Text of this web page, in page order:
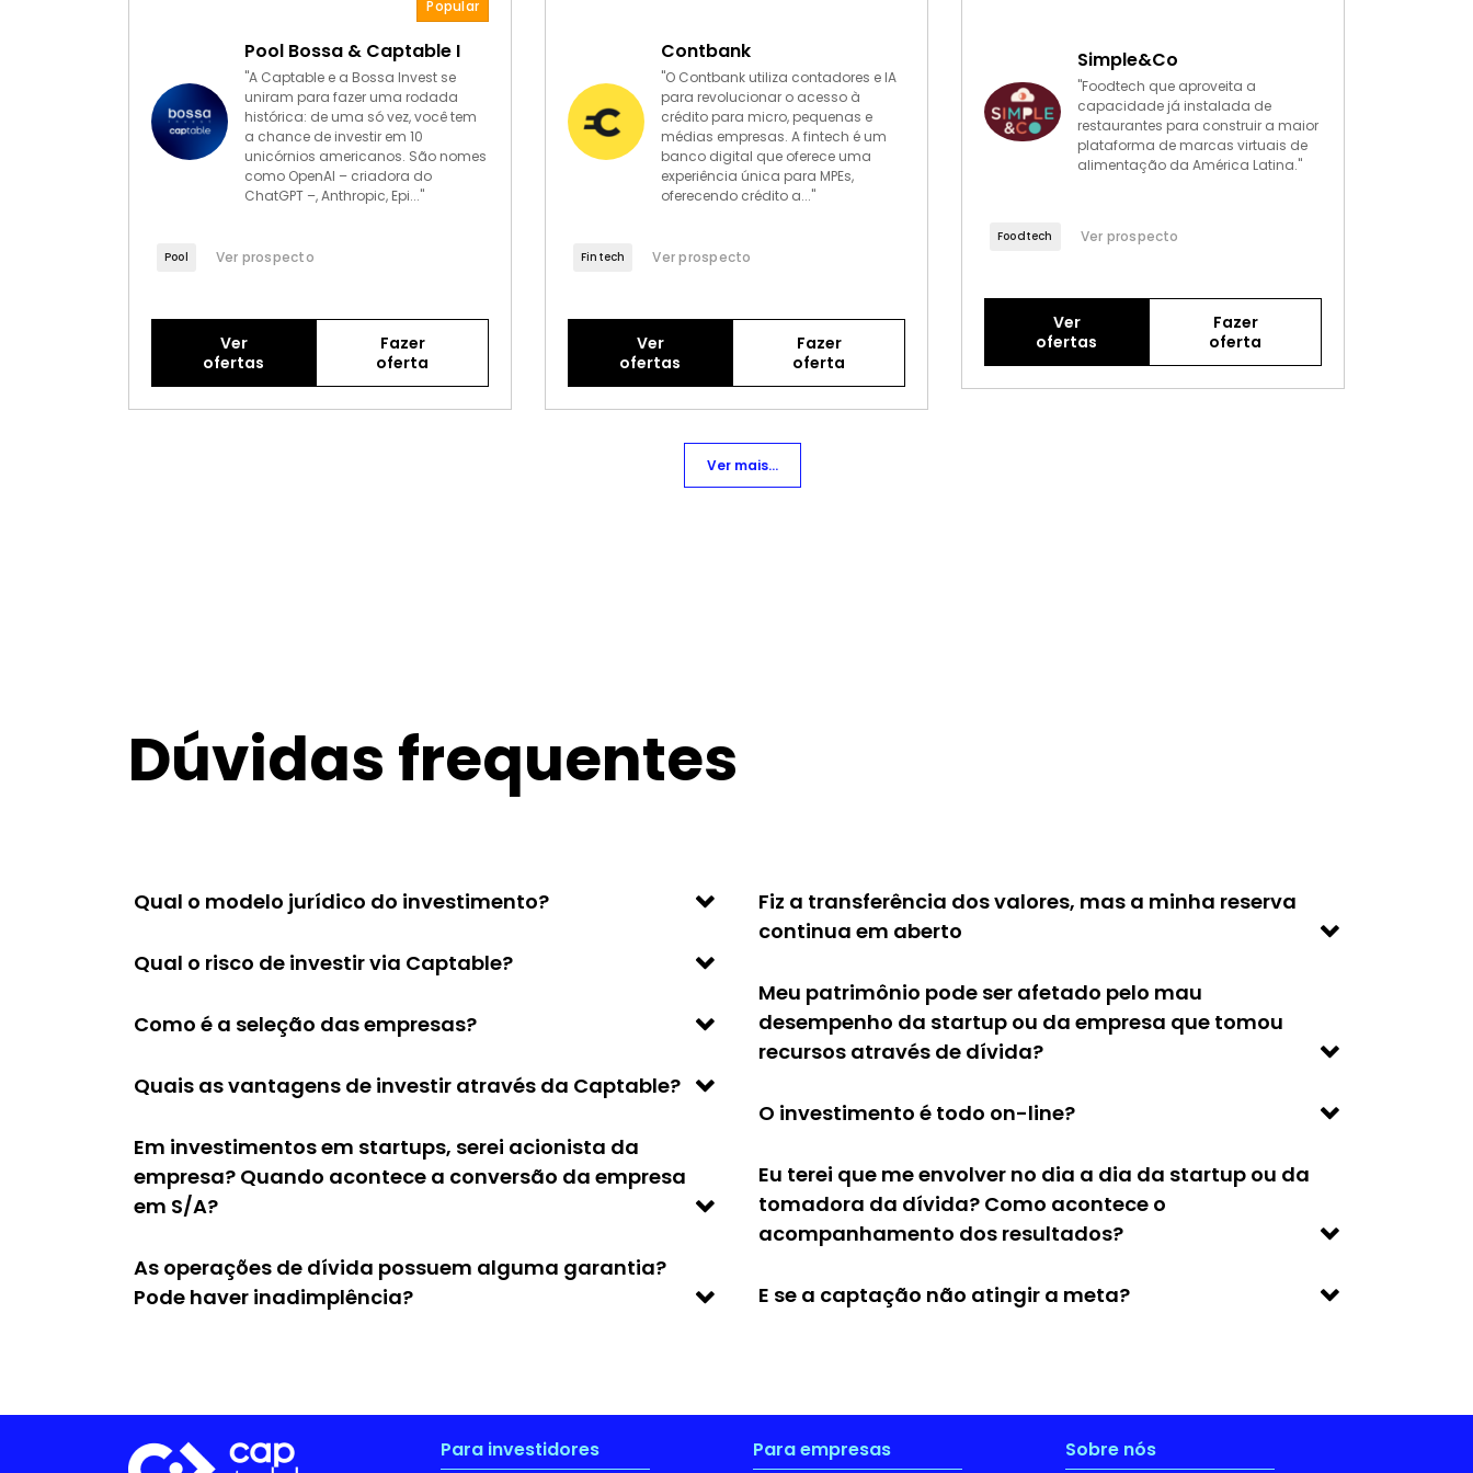
Popular
Pool Bossa & Captable I
"A Captable e a Bossa Invest se
uniram para fazer uma rodada
histórica: de uma só vez, você tem
a chance de investir em 10
unicórnios americanos. São nomes
como OpenAI – criadora do
ChatGPT –, Anthropic, Epi..."
Pool Ver prospecto
Ver
ofertas
Fazer
oferta
Contbank
"O Contbank utiliza contadores e IA
para revolucionar o acesso à
crédito para micro, pequenas e
médias empresas. A fintech é um
banco digital que oferece uma
experiência única para MPEs,
oferecendo crédito a..."
Fintech Ver prospecto
Ver
ofertas
Fazer
oferta
Simple&Co
"Foodtech que aproveita a
capacidade já instalada de
restaurantes para construir a maior
plataforma de marcas virtuais de
alimentação da América Latina."
Foodtech Ver prospecto
Ver
ofertas
Fazer
oferta
Ver mais...
Dúvidas frequentes
Qual o modelo jurídico do investimento?
Qual o risco de investir via Captable?
Como é a seleção das empresas?
Quais as vantagens de investir através da Captable?
Em investimentos em startups, serei acionista da
empresa? Quando acontece a conversão da empresa
em S/A?
As operações de dívida possuem alguma garantia?
Pode haver inadimplência?
Fiz a transferência dos valores, mas a minha reserva
continua em aberto
Meu patrimônio pode ser afetado pelo mau
desempenho da startup ou da empresa que tomou
recursos através de dívida?
O investimento é todo on-line?
Eu terei que me envolver no dia a dia da startup ou da
tomadora da dívida? Como acontece o
acompanhamento dos resultados?
E se a captação não atingir a meta?
Para investidores Para empresas Sobre nós